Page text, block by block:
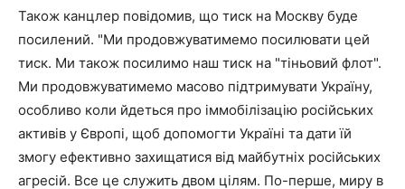
Також канцлер повідомив, що тиск на Москву буде
посилений. "Ми продовжуватимемо посилювати цей
тиск. Ми також посилимо наш тиск на "тіньовий флот".
Ми продовжуватимемо масово підтримувати Україну,
особливо коли йдеться про іммобілізацію російських
активів у Європі, щоб допомогти Україні та дати їй
змогу ефективно захищатися від майбутніх російських
агресій. Все це служить двом цілям. По-перше, миру в